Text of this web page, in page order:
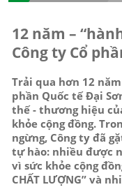
12 năm –
Công ty Cổ
Trải qua hơn 12
phần Quốc tế Đại
thế - thương hiệu
khỏe cộng đồng.
ngừng, Công ty đã
tự hào: nhiều được
vì sức khỏe cộng
CHẤT LƯỢNG” và